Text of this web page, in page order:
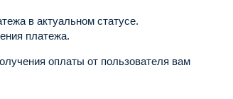
в актуальном статусе.
платежа.
оплаты от пользователя вам